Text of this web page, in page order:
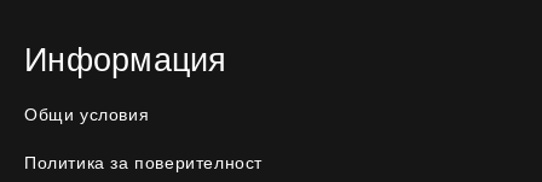
Информация
Общи условия
Политика за поверителност